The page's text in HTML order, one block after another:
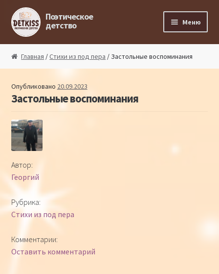
Перейти к навигации
Перейти к содержимому
Поэтическое
детство Меню
Поэтический ликбез
Поэтический блог
Детская философия
Интернет-конкурс чтецов «Созвучие 2018»
Главная /Стихи из под пера / Застольные воспоминания
Опубликовано 20.09.2023
Застольные воспоминания
Автор:
Георгий
Рубрика:
Стихи из под пера
Комментарии:
Оставить комментарий